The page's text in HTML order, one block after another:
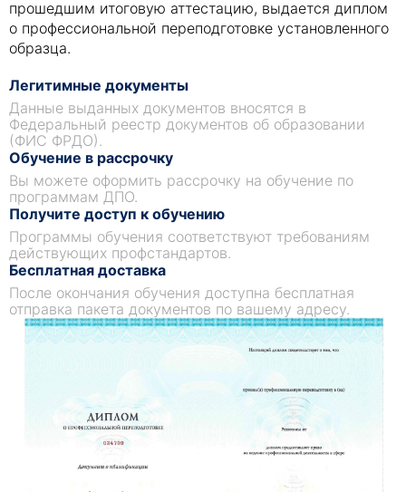
прошедшим итоговую аттестацию, выдается диплом
о профессиональной переподготовке установленного
образца.
Легитимные документы
Данные выданных документов вносятся в
Федеральный реестр документов об образовании
(ФИС ФРДО).
Обучение в рассрочку
Вы можете оформить рассрочку на обучение по
программам ДПО.
Получите доступ к обучению
Программы обучения соответствуют требованиям
действующих профстандартов.
Бесплатная доставка
После окончания обучения доступна бесплатная
отправка пакета документов по вашему адресу.